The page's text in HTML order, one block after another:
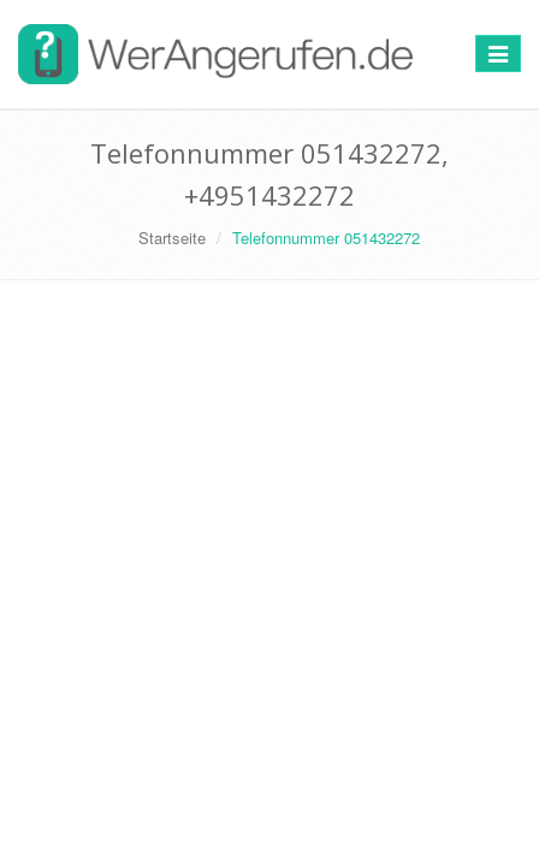
Toggle
Telefonnummer 051432272,
+4951432272
Startseite Telefonnummer 051432272